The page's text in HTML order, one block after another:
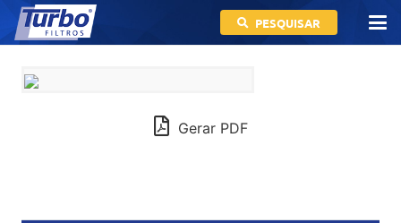
PESQUISAR
Gerar PDF